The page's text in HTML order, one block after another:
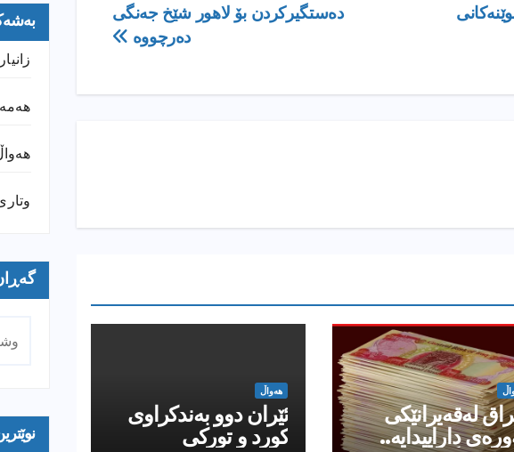
دەستگیرکردن بۆ لاهور شێخ جەنگی
دەرچووە
له‌قه‌یرانێكى
داراییدایه‌..
هەواڵ
ئێران دوو بەندكراوی
كورد و توركی